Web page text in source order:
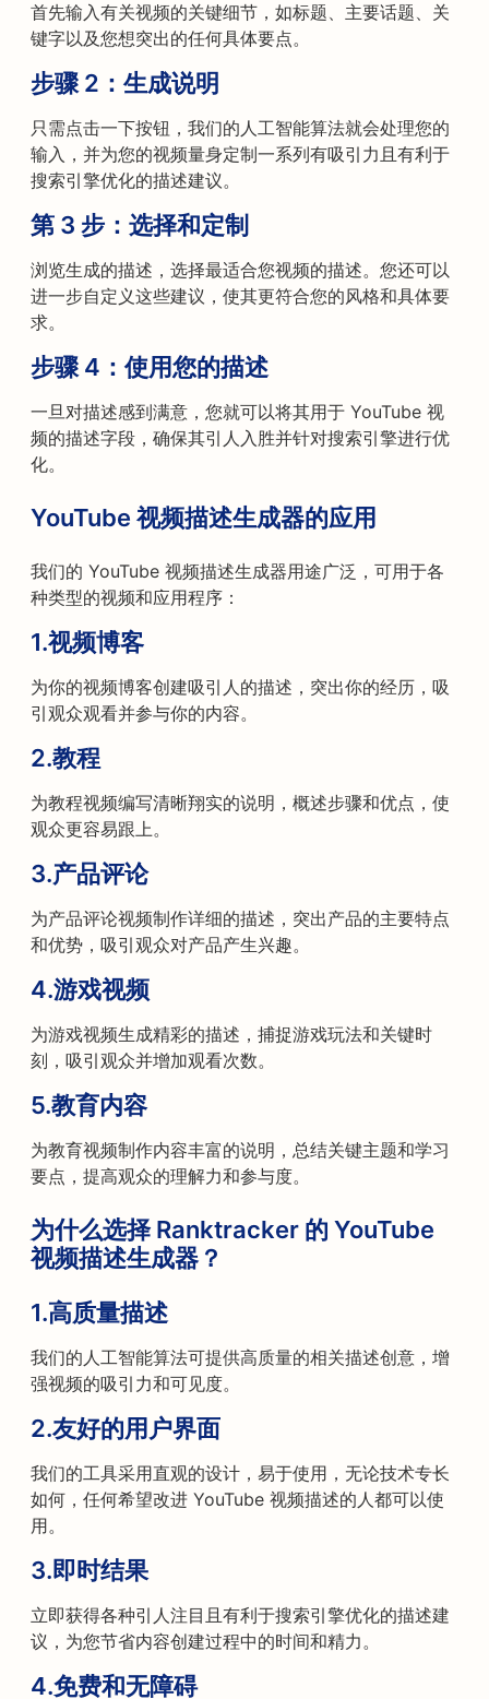
首先输入有关视频的关键细节，如标题、主要话题、关
键字以及您想突出的任何具体要点。
步骤 2：生成说明
只需点击一下按钮，我们的人工智能算法就会处理您的
输入，并为您的视频量身定制一系列有吸引力且有利于
搜索引擎优化的描述建议。
第 3 步：选择和定制
浏览生成的描述，选择最适合您视频的描述。您还可以
进一步自定义这些建议，使其更符合您的风格和具体要
求。
步骤 4：使用您的描述
一旦对描述感到满意，您就可以将其用于 YouTube 视
频的描述字段，确保其引人入胜并针对搜索引擎进行优
化。
YouTube 视频描述生成器的应用
我们的 YouTube 视频描述生成器用途广泛，可用于各
种类型的视频和应用程序：
1.视频博客
为你的视频博客创建吸引人的描述，突出你的经历，吸
引观众观看并参与你的内容。
2.教程
为教程视频编写清晰翔实的说明，概述步骤和优点，使
观众更容易跟上。
3.产品评论
为产品评论视频制作详细的描述，突出产品的主要特点
和优势，吸引观众对产品产生兴趣。
4.游戏视频
为游戏视频生成精彩的描述，捕捉游戏玩法和关键时
刻，吸引观众并增加观看次数。
5.教育内容
为教育视频制作内容丰富的说明，总结关键主题和学习
要点，提高观众的理解力和参与度。
为什么选择 Ranktracker 的 YouTube
视频描述生成器？
1.高质量描述
我们的人工智能算法可提供高质量的相关描述创意，增
强视频的吸引力和可见度。
2.友好的用户界面
我们的工具采用直观的设计，易于使用，无论技术专长
如何，任何希望改进 YouTube 视频描述的人都可以使
用。
3.即时结果
立即获得各种引人注目且有利于搜索引擎优化的描述建
议，为您节省内容创建过程中的时间和精力。
4.免费和无障碍